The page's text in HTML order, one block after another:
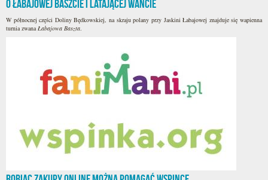
O Łabajowej Baszcie i latającej wancie
W północnej części Doliny Będkowskiej, na skraju polany przy Jaskini Łabajowej znajduje się wapienna
turnia zwanaŁabajowa Baszta.